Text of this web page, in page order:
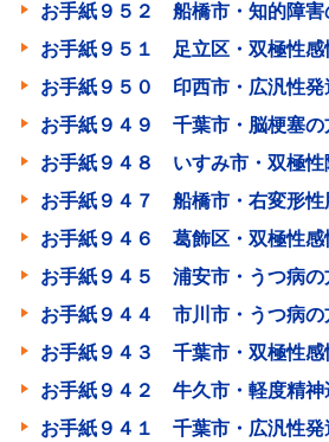
お手紙９５２ 船橋市・知的障害
お手紙９５１ 足立区・双極性感
お手紙９５０ 印西市・広汎性発
お手紙９４９ 千葉市・脳梗塞の
お手紙９４８ いすみ市・双極性
お手紙９４７ 船橋市・右変形性
お手紙９４６ 葛飾区・双極性感
お手紙９４５ 浦安市・うつ病の
お手紙９４４ 市川市・うつ病の
お手紙９４３ 千葉市・双極性感
お手紙９４２ 牛久市・軽度精神
お手紙９４１ 千葉市・広汎性発